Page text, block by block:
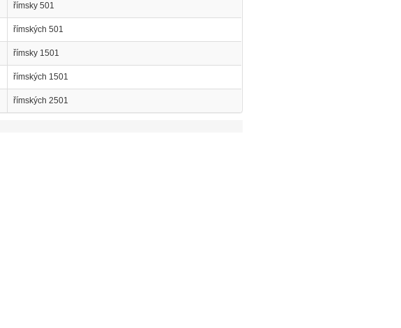
římsky 501
římských 501
římsky 1501
římských 1501
římských 2501